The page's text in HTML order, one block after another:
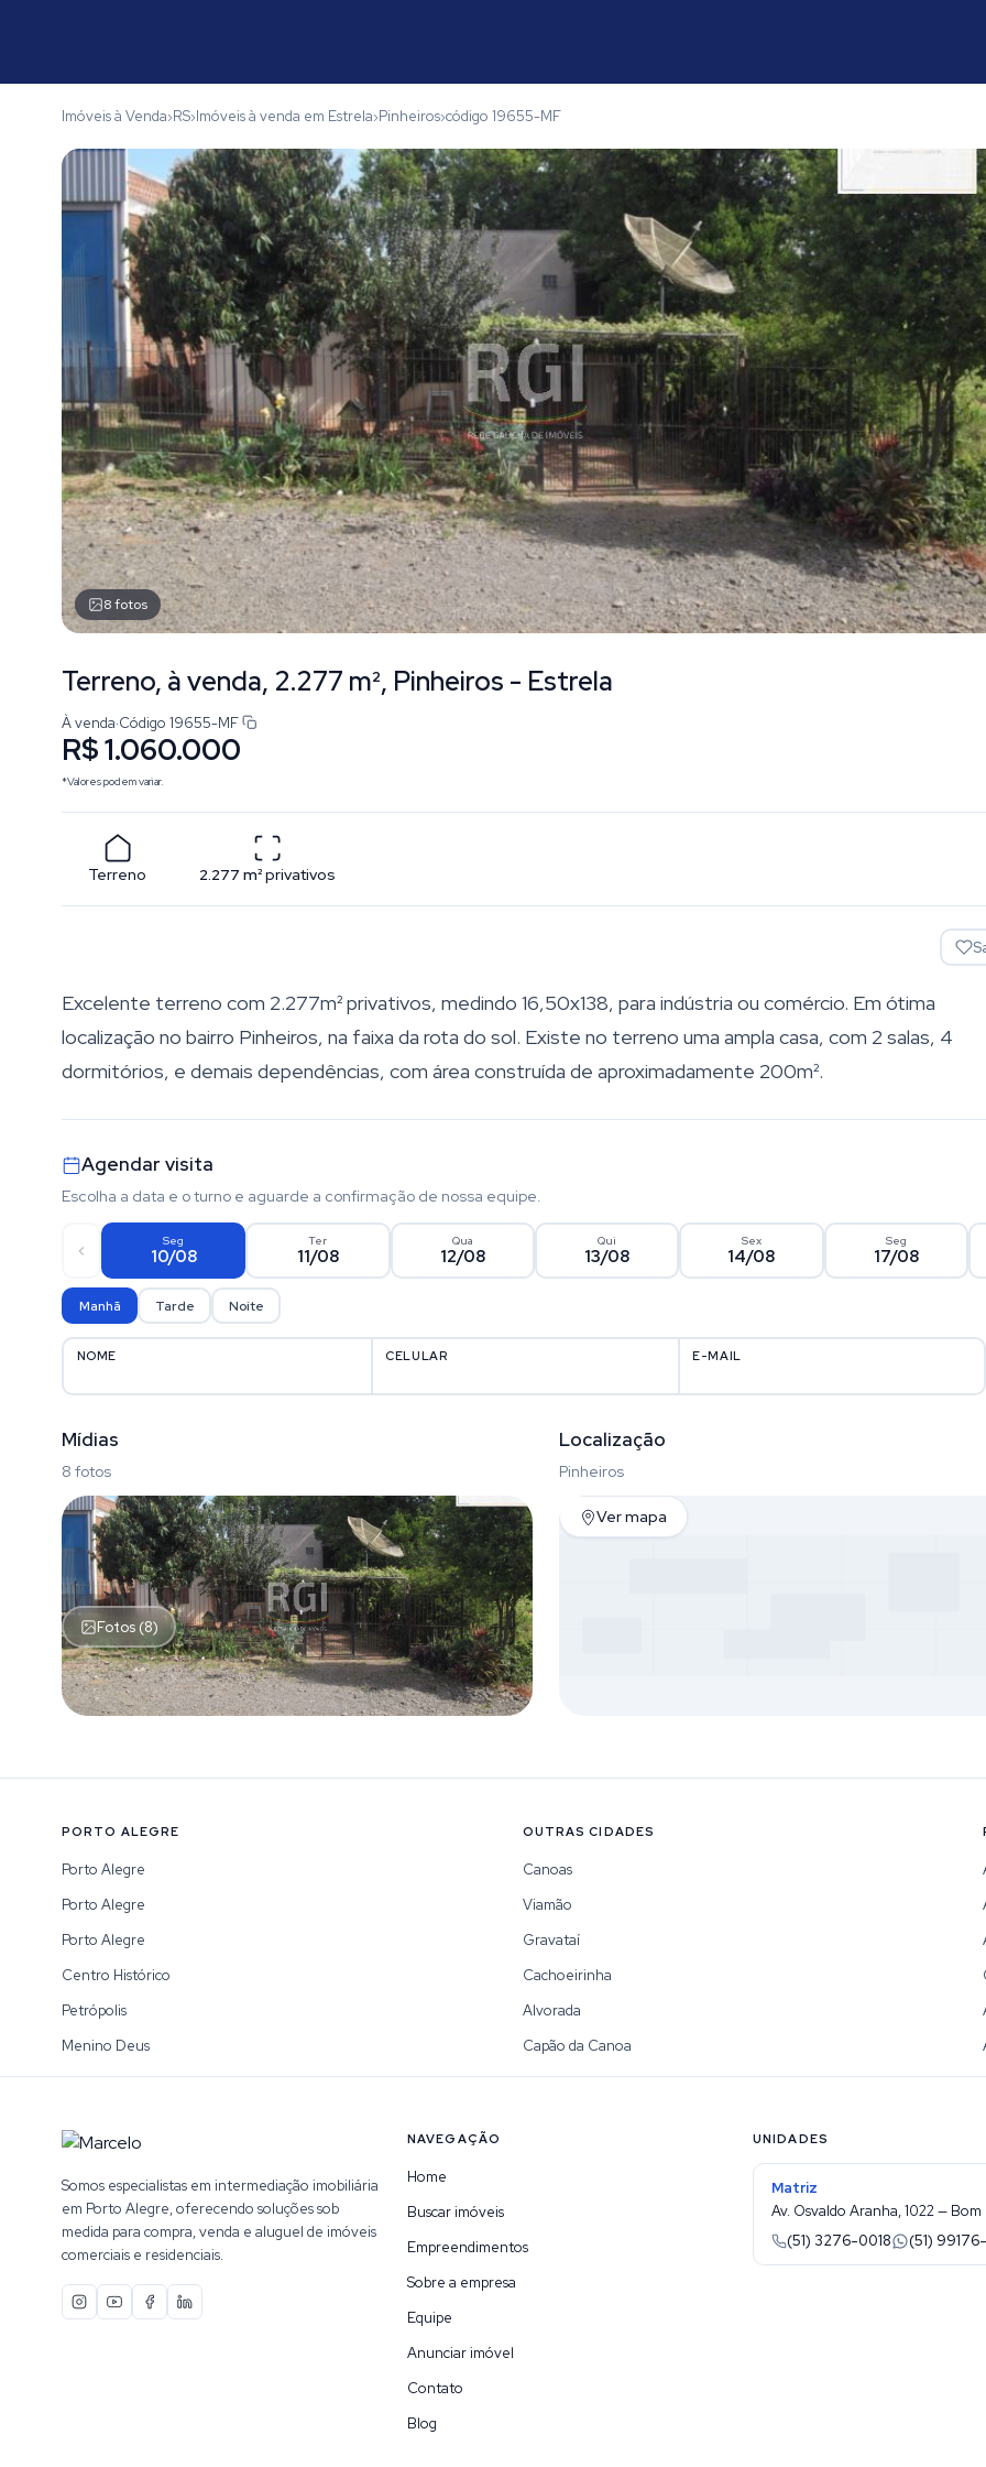
Imóveis à Venda›RS›Imóveis à venda em Estrela›Pinheiros›código 19655-MF
8fotos
Terreno, à venda, 2.277 m², Pinheiros - Estrela
À venda·Código 19655-MF
R$ 1.060.000
*Valores podem variar.
Terreno 2.277 m²privativos
Excelente terreno com 2.277m² privativos, medindo 16,50x138, para indústria ou comércio. Em ótima
localização no bairro Pinheiros, na faixa da rota do sol. Existe no terreno uma ampla casa, com 2 salas, 4
dormitórios, e demais dependências, com área construída de aproximadamente 200m².
Agendar visita
Escolha a data e o turno e aguarde a confirmação de nossa equipe.
Seg
10/08
Ter
11/08
Qua
12/08
Qui
13/08
Sex
14/08
Seg
17/08
Manhã Tarde Noite
NOME CELULAR E-MAIL
Mídias
8 fotos
Fotos (8)
Localização
Pinheiros
Ver mapa
PORTO ALEGRE
Porto Alegre
Porto Alegre
Porto Alegre
Centro Histórico
Petrópolis
Menino Deus
OUTRAS CIDADES
Canoas
Viamão
Gravataí
Cachoeirinha
Alvorada
Capão da Canoa
Somos especialistas em intermediação imobiliária
em Porto Alegre, oferecendo soluções sob
medida para compra, venda e aluguel de imóveis
comerciais e residenciais.
NAVEGAÇÃO
Home
Buscar imóveis
Empreendimentos
Sobre a empresa
Equipe
Anunciar imóvel
Contato
Blog
UNIDADES
Matriz
Av. Osvaldo Aranha, 1022 —
(51) 3276-0018
(51)